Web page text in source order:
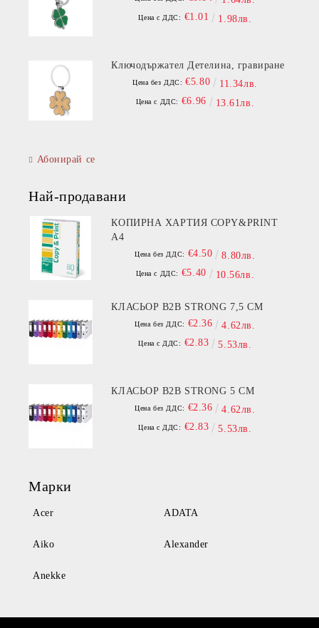
Цена с ДДС: €1.01 1.98лв.
Ключодържател Детелина, гравиране
Цена без ДДС: €5.80 11.34лв.
Цена с ДДС: €6.96 13.61лв.
Абонирай се
Най-продавани
КОПИРНА ХАРТИЯ COPY&PRINT
A4
Цена без ДДС: €4.50 8.80лв.
Цена с ДДС: €5.40 10.56лв.
КЛАСЬОР B2B STRONG 7,5 СМ
Цена без ДДС: €2.36 4.62лв.
Цена с ДДС: €2.83 5.53лв.
КЛАСЬОР B2B STRONG 5 СМ
Цена без ДДС: €2.36 4.62лв.
Цена с ДДС: €2.83 5.53лв.
Марки
Acer ADATA
Aiko Alexander
Anekke